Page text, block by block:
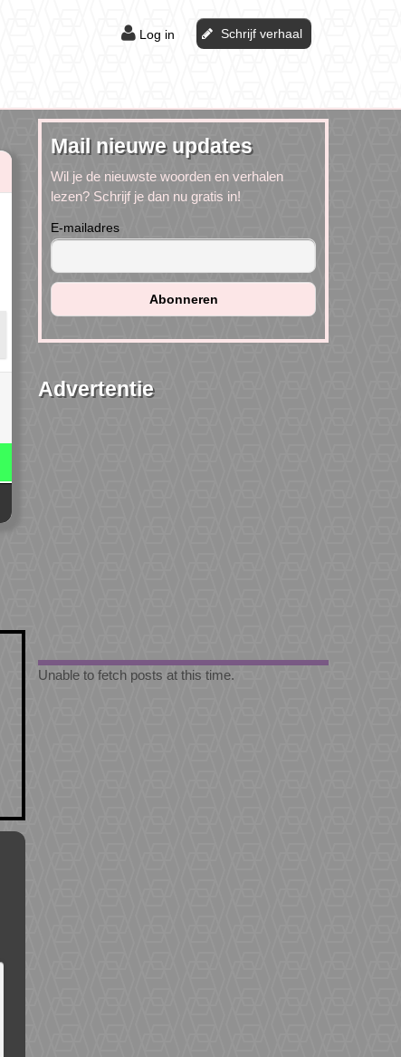
Log in Schrijf verhaal
Mail nieuwe updates
Wil je de nieuwste woorden en verhalen
lezen? Schrijf je dan nu gratis in!
E-mailadres
Advertentie
Unable to fetch posts at this time.